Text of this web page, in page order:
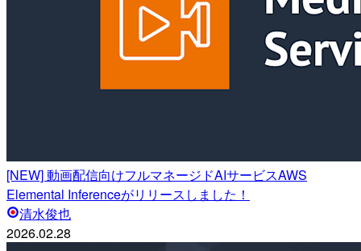
[NEW] 動画配信向けフルマネージドAIサービスAWS
Elemental Inferenceがリリースしました！
清水俊也
2026.02.28